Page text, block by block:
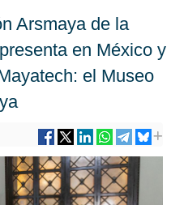
Arsmaya de la
en México y
el Museo